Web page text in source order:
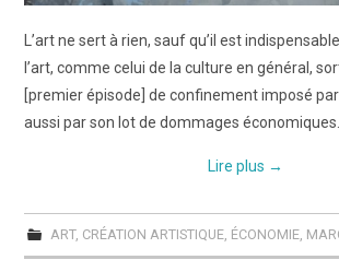
L’art ne sert à rien, sauf qu’il est
l’art, comme celui de la culture en général,
[premier épisode] de confinement imposé
aussi par son lot de dommages économiques…
Lire plus →
ART, CRÉATION ARTISTIQUE, ÉCONOMIE,